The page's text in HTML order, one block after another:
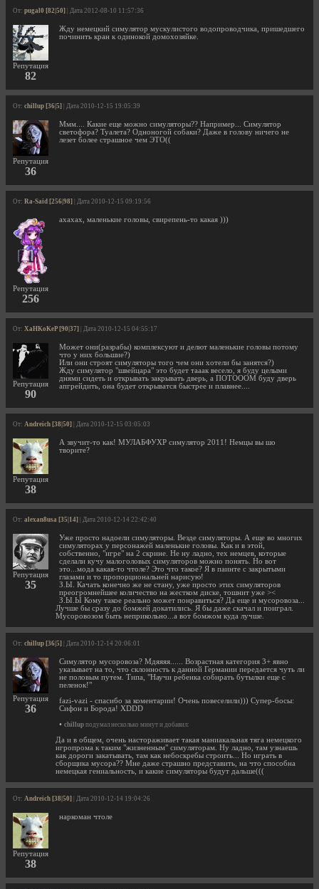
От: pugal0 [82|50] | Дата 2012-08-10 11:57:36
Репутация
82
Жду немецкий симулятор мускулистого водопроводчика, пришедшего
починить кран к одинокой домохозяйке.
От: chillup [36|5] | Дата 2010-12-15 19:05:39
Репутация
36
Ммм.... Какие еще можно симуляторы?? Например... Симулятор
светофора? Туалета? Одноногой собаки? Даже в голову ничего не
лезет более страшное чем ЭТО((
От: Ra-Said [256|98] | Дата 2010-12-15 09:19:56
Репутация
256
ахахах, маленькие головы, свирепень-то какая )))
От: XaHKoKeP [90|37] | Дата 2010-12-15 04:55:17
Репутация
90
Может они(разрабы) комплексуют и делют маленькие головы потому
что у них большие?)
Или они строят симуляторы того чем они хотели бы занятся?)
Жду симулятор "швейцара" это будет тааак весело, я буду целыми
днями сидеть и открывать закрывать дверь, а ПОТОООМ буду дверь
апгрейдить, она будет открыватся быстрее и плавнее....
От: Andreich [38|50] | Дата 2010-12-15 03:05:03
Репутация
38
А звучит-то как! МУЛАБФУХР симулятор 2011! Немцы вы шо
творите?
От: alexan8usa [35|14] | Дата 2010-12-14 22:42:40
Репутация
35
Уже просто надоели симуляторы. Везде симуляторы. А еще во многих
симуляторах у персонажей маленькие головы. Как и в этой,
собственно, "игре" на 2 скрине. Не ну ладно, тех немцев, которые
сделали кучу малоголовых симуляторов можно понять. Но вот
это...мода какая-то чтоле? Это что такое? Я в паинте с закрытыми
глазами и то пропорциональней нарисую!
З.Ы. Качать конечно же не стану, уже просто этих симуляторов
преогромнейшее количество на жестком диске, тошнит уже ><
З.Ы.Ы Кому такое реально может понравиться? Да еще и мусоровоза...
Лучше бы сразу до бомжей докатились. Я бы даже скачал и поиграл.
Мусоровозом быть неприкольно...а вот бомжом куда лучше.
От: chillup [36|5] | Дата 2010-12-14 20:06:01
Репутация
36
Симулятор мусоровоза? Мдяяяя...... Возрастная категория 3+ явно
указывает на то, что склонность к данной Германии передается чуть ли
не половым путем. Типа, "Научи ребенка собирать бутылки еще с
пеленок!"
fazi-vazi - спасибо за коментарии! Очень повеселили))) Супер-босы:
Сифон и Борода! XDDD
• chillup подумал несколько минут и добавил:
Да и в общем, очень настораживает такая маниакальная тяга немецкого
игропрома к таким "жизненным" симуляторам. Ну ладно, там узнаешь
как дороги закатывать, там как небоскребы строить... Но играть в
сборщика мусора?? Мне даже страшно представить, на что способна
немецкая гениальность, и какие симуляторы будут дальше(((
От: Andreich [38|50] | Дата 2010-12-14 19:04:26
Репутация
38
наркоман чтоле